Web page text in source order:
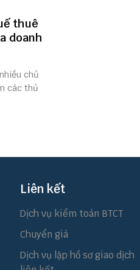
thuê
doanh
chủ
các thủ
Liên kết
Dịch vụ kiểm toán BTCT
Chuyển giá
Dịch vụ lập hồ sơ giao dịch